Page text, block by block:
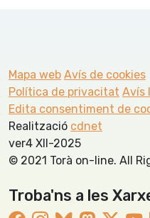
Mapa web Avís de cookies
Política de privacitat Avís
Edita consentiment de
Realització cdnet
ver4 XII-2025
© 2021 Torà on-line. All
Troba'ns a les